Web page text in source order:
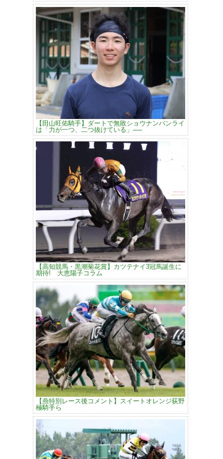
【田山旺佑騎手】ダートで無敗ショウナンバンライ
は「力が一つ、二つ抜けている」──
【高知競馬・黒潮菊花賞】カツテナイ3冠馬誕生に
期待! 大恵陽子コラム
【燕特別レース後コメント】スイートオレンジ荻野
極騎手ら